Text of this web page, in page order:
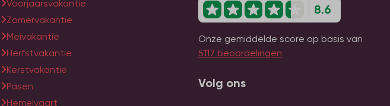
Voorjaarsvakantie
Zomervakantie
Meivakantie
Herfstvakantie
Kerstvakantie
Pasen
Hemelvaart
8.6
Onze gemiddelde score op basis van
5117 beoordelingen
Volg ons